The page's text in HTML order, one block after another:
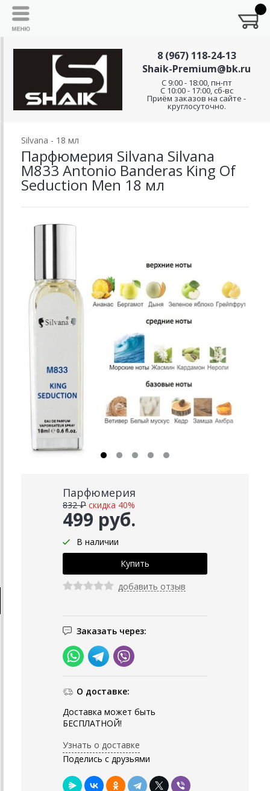
8 (967) 118-24-13
Shaik-Premium@bk.ru
C 9:00 - 18:00, пн-пт
С 10:00 - 17:00, сб-вс
Приём заказов на сайте -
круглосуточно.
Silvana - 18 мл
Парфюмерия Silvana Silvana
M833 Antonio Banderas King Of
Seduction Men 18 мл
Парфюмерия
499 руб.
832 ₽ скидка 40%
В наличии
добавить отзыв
Заказать через:
О доставке:
Доставка может быть
БЕСПЛАТНОЙ!
Узнать о доставке
Поделись с друзьями